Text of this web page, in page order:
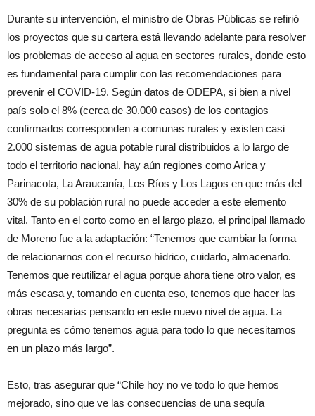
Durante su intervención, el ministro de Obras Públicas se refirió
los proyectos que su cartera está llevando adelante para resolver
los problemas de acceso al agua en sectores rurales, donde esto
es fundamental para cumplir con las recomendaciones para
prevenir el COVID-19. Según datos de ODEPA, si bien a nivel
país solo el 8% (cerca de 30.000 casos) de los contagios
confirmados corresponden a comunas rurales y existen casi
2.000 sistemas de agua potable rural distribuidos a lo largo de
todo el territorio nacional, hay aún regiones como Arica y
Parinacota, La Araucanía, Los Ríos y Los Lagos en que más del
30% de su población rural no puede acceder a este elemento
vital. Tanto en el corto como en el largo plazo, el principal llamado
de Moreno fue a la adaptación: “Tenemos que cambiar la forma
de relacionarnos con el recurso hídrico, cuidarlo, almacenarlo.
Tenemos que reutilizar el agua porque ahora tiene otro valor, es
más escasa y, tomando en cuenta eso, tenemos que hacer las
obras necesarias pensando en este nuevo nivel de agua. La
pregunta es cómo tenemos agua para todo lo que necesitamos
en un plazo más largo”.
Esto, tras asegurar que “Chile hoy no ve todo lo que hemos
mejorado, sino que ve las consecuencias de una sequía